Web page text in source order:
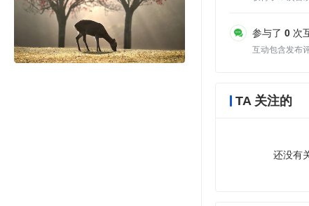
参与了 0 次
互动包含发布
TA 关注的
还没有